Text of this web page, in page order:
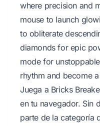
where precision and
mouse to launch
to obliterate
diamonds for epic
mode for
rhythm and become
Juega a Bricks
en tu navegador. Sin
parte de la categoría